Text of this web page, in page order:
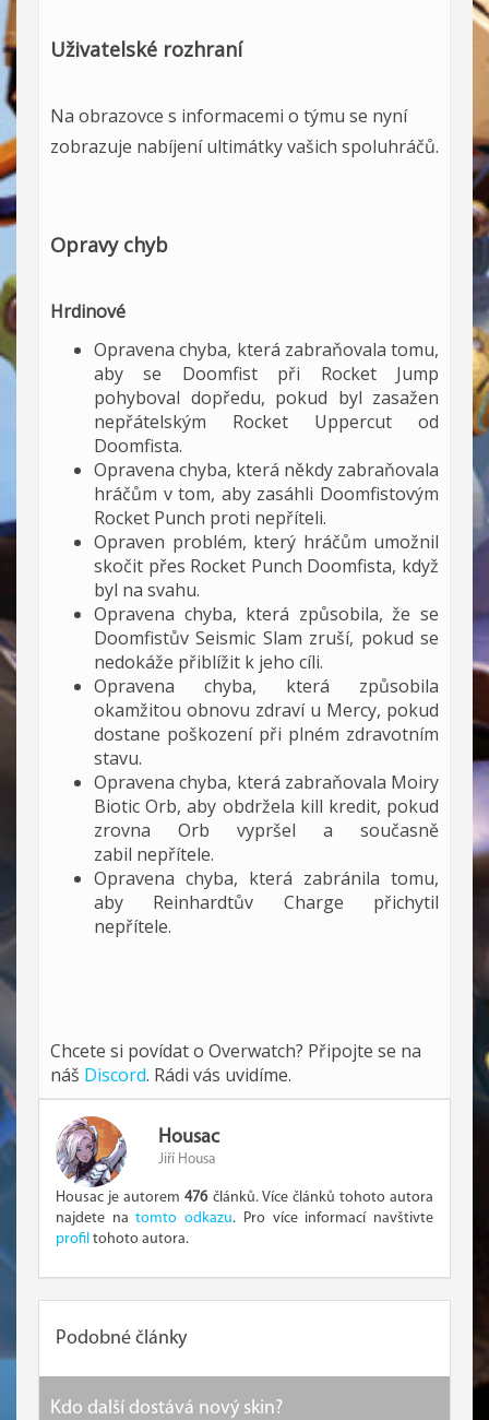
Uživatelské rozhraní
Na obrazovce s informacemi o týmu se nyní
zobrazuje nabíjení ultimátky vašich spoluhráčů.
Opravy chyb
Hrdinové
Opravena chyba, která zabraňovala tomu,
aby se Doomfist při Rocket Jump
pohyboval dopředu, pokud byl zasažen
nepřátelským Rocket Uppercut od
Doomfista.
Opravena chyba, která někdy zabraňovala
hráčům v tom, aby zasáhli Doomfistovým
Rocket Punch proti nepříteli.
Opraven problém, který hráčům umožnil
skočit přes Rocket Punch Doomfista, když
byl na svahu.
Opravena chyba, která způsobila, že se
Doomfistův Seismic Slam zruší, pokud se
nedokáže přiblížit k jeho cíli.
Opravena chyba, která způsobila
okamžitou obnovu zdraví u Mercy, pokud
dostane poškození při plném zdravotním
stavu.
Opravena chyba, která zabraňovala Moiry
Biotic Orb, aby obdržela kill kredit, pokud
zrovna Orb vypršel a současně
zabil nepřítele.
Opravena chyba, která zabránila tomu,
aby Reinhardtův Charge přichytil
nepřítele.
Chcete si povídat o Overwatch? Připojte se na
náš Discord. Rádi vás uvidíme.
Housac
Jiří Housa
Housac je autorem476článků. Více článků tohoto autora
najdete natomto odkazu. Pro více informací navštivte
profil tohoto autora.
Podobné články
Kdo další dostává nový skin?